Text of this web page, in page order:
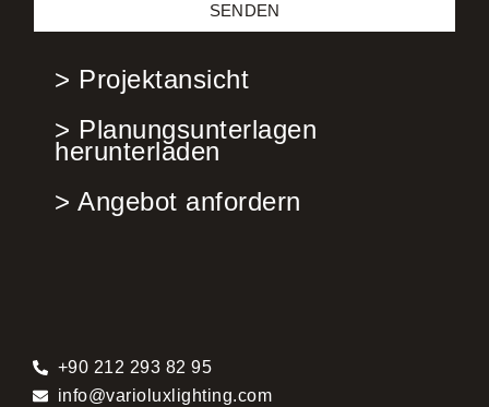
SENDEN
> Projektansicht
> Planungsunterlagen
herunterladen
> Angebot anfordern
+90 212 293 82 95
info@varioluxlighting.com